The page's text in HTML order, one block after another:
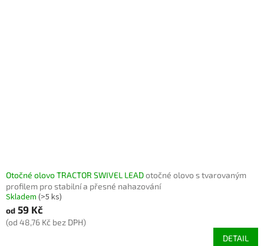
Otočné olovo TRACTOR SWIVEL LEADotočné olovo s tvarovaným
profilem pro stabilní a přesné nahazování
Skladem (>5 ks)
od 59 Kč
(od 48,76 Kč bez DPH)
DETAIL